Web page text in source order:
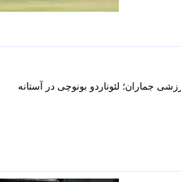
جماران؛ لئوناردو بونوچی در آستانه